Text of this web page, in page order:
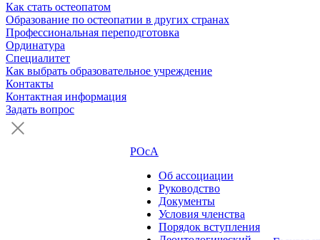
Как стать остеопатом
Образование по остеопатии в других странах
Профессиональная переподготовка
Ординатура
Специалитет
Как выбрать образовательное учреждение
Контакты
Контактная информация
Задать вопрос
РОсА
Об ассоциации
Руководство
Документы
Условия членства
Порядок вступления